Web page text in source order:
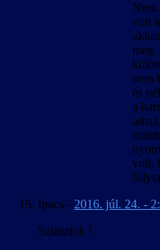
volt
meg.
nem
és
a
volt,
Ipacs - 2016. júl. 24. -
Sziasztok !